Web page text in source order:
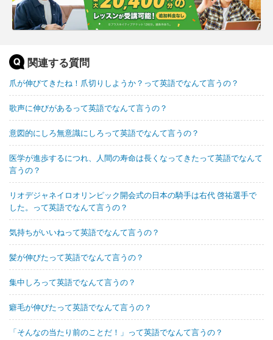
関連する質問
爪が伸びてきたね！爪切りしようか？って英語でなんて言うの？
歌声に伸びがあるって英語でなんて言うの？
意図的にしろ無意識にしろって英語でなんて言うの？
医学が進歩するにつれ、人間の寿命は長くなってきたって英語でなんて
言うの？
リオデジャネイロオリンピック開会式の日本の騎手は右代 啓祐選手で
した。って英語でなんて言うの？
気持ちがいいねって英語でなんて言うの？
髪が伸びたって英語でなんて言うの？
集中しろって英語でなんて言うの？
癖毛が伸びたって英語でなんて言うの？
「そんなの当たり前のことだ！」って英語でなんて言うの？